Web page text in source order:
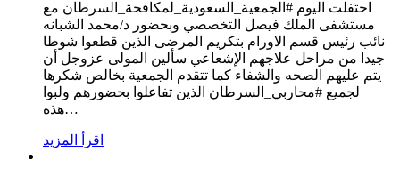
احتفلت اليوم #الجمعية_السعودية_لمكافحة_السرطان مع
مستشفى الملك فيصل التخصصي وبحضور د/محمد الشبانه
نائب رئيس قسم الاورام بتكريم المرضى الذين قطعوا شوطا
جيدا من مراحل علاجهم الإشعاعي سألين المولى عزوجل أن
يتم عليهم الصحه والشفاء كما تتقدم الجمعية بخالص شكرها
لجميع #محاربي_السرطان الذين تفاعلوا بحضورهم ولبوا
هذه…
اقرأ المزيد